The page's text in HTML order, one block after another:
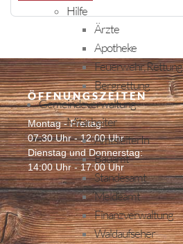
Hilfe
Ärzte
Apotheke
Feuerwehr, Rettung
Bergrettung
Gemeindeverwaltung
Mitarbeiter
AmtsleiterIn
Bauamt
Standesamt
Meldeamt
Finanzverwaltung
Waldaufseher
ÖFFNUNGSZEITEN
Montag - Freitag:
07:30 Uhr - 12:00 Uhr
Dienstag und Donnerstag:
14:00 Uhr - 17:00 Uhr